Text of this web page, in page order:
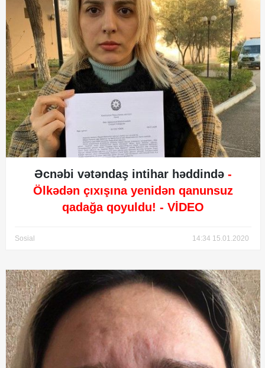
Əcnəbi vətəndaş intihar həddində -
Ölkədən çıxışına yenidən qanunsuz
qadağa qoyuldu! - VİDEO
Sosial 14:34 15.01.2020